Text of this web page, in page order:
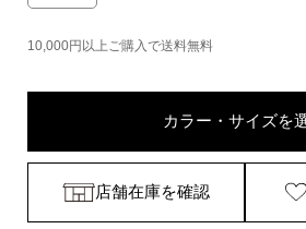
10,000円以上ご購入で送料無料
カラー・サイズを
店舗在庫を確認